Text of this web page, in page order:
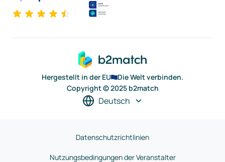
Hergestellt in der EU
Die Welt verbinden.
Copyright © 2025 b2match
Deutsch
Datenschutzrichtlinien
Nutzungsbedingungen der Veranstalter